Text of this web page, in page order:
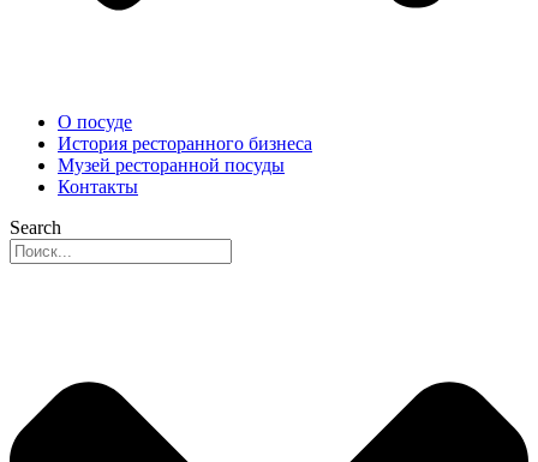
О посуде
История ресторанного бизнеса
Музей ресторанной посуды
Контакты
Search